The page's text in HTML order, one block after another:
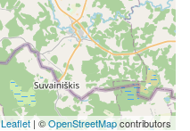
Leaflet | ©OpenStreetMapcontributors